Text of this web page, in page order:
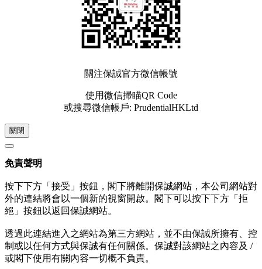
關注保誠官方微信帳號
使用微信掃瞄QR Code
或搜尋微信帳戶: PrudentialHKLtd
關閉
免責聲明
按下下方「接受」按鈕，閣下將離開保誠網站，本公司網站對
外的連結將會以一個新的視窗開啟。閣下可以按下下方「拒
絕」按鈕以返回保誠網站。
透過此連結進入之網站為第三方網站，並不由保誠所擁有、控
制或以任何方式與保誠有任何關係。保誠對該網站之內容及 /
或閣下使用有關內容一切概不負責。